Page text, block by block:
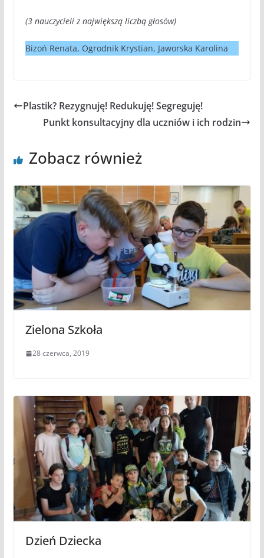
(3 nauczycieli z największą liczbą głosów)
Bizoń Renata, Ogrodnik Krystian, Jaworska Karolina
Plastik? Rezygnuję! Redukuję! Segreguję!
Punkt konsultacyjny dla uczniów i ich rodzin
Zobacz również
Zielona Szkoła
28 czerwca, 2019
Dzień Dziecka